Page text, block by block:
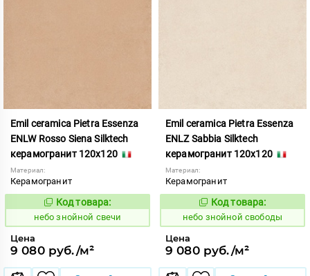
Emil ceramica Pietra Essenza
ENLW Rosso Siena Silktech
керамогранит 120x120
Материал:
Керамогранит
1113459
Код товара:
небо знойной свечи
Цена
9 080 руб./м²
Emil ceramica Pietra Essenza
ENLZ Sabbia Silktech
керамогранит 120x120
Материал:
Керамогранит
1113460
Код товара:
небо знойной свободы
Цена
9 080 руб./м²